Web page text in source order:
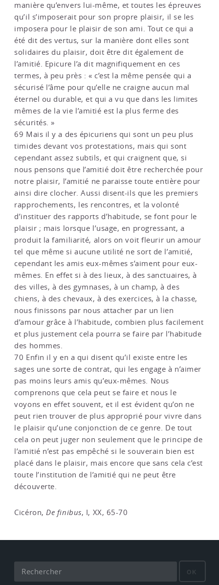
manière qu’envers lui-même, et toutes les épreuves
qu’il s’imposerait pour son propre plaisir, il se les
imposera pour le plaisir de son ami. Tout ce qui a
été dit des vertus, sur la manière dont elles sont
solidaires du plaisir, doit être dit également de
l’amitié. Epicure l’a dit magnifiquement en ces
termes, à peu près : « c’est la même pensée qui a
sécurisé l’âme pour qu’elle ne craigne aucun mal
éternel ou durable, et qui a vu que dans les limites
mêmes de la vie l’amitié est la plus ferme des
sécurités. »
69 Mais il y a des épicuriens qui sont un peu plus
timides devant vos protestations, mais qui sont
cependant assez subtils, et qui craignent que, si
nous pensons que l’amitié doit être recherchée pour
notre plaisir, l’amitié ne paraisse toute entière pour
ainsi dire clocher. Aussi disent-ils que les premiers
rapprochements, les rencontres, et la volonté
d’instituer des rapports d’habitude, se font pour le
plaisir ; mais lorsque l’usage, en progressant, a
produit la familiarité, alors on voit fleurir un amour
tel que même si aucune utilité ne sort de l’amitié,
cependant les amis eux-mêmes s’aiment pour eux-
mêmes. En effet si à des lieux, à des sanctuaires, à
des villes, à des gymnases, à un champ, à des
chiens, à des chevaux, à des exercices, à la chasse,
nous finissons par nous attacher par un lien
d’amour grâce à l’habitude, combien plus facilement
et plus justement cela pourra se faire par l’habitude
des hommes.
70 Enfin il y en a qui disent qu’il existe entre les
sages une sorte de contrat, qui les engage à n’aimer
pas moins leurs amis qu’eux-mêmes. Nous
comprenons que cela peut se faire et nous le
voyons en effet souvent, et il est évident qu’on ne
peut rien trouver de plus approprié pour vivre dans
le plaisir qu’une conjonction de ce genre. De tout
cela on peut juger non seulement que le principe de
l’amitié n’est pas empêché si le souverain bien est
placé dans le plaisir, mais encore que sans cela c’est
toute l’institution de l’amitié qui ne peut être
découverte.
Cicéron,De finibus, I, XX, 65-70
OK